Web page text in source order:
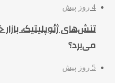
4 روز پیش
تنش‌های ژئوپلیتیک،
می‌برد؟
5 روز پیش